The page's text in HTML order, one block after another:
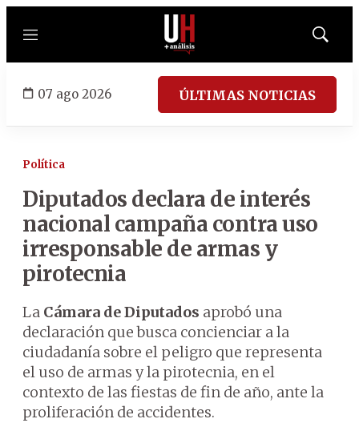
Menú
Mostrar
07 ago 2026 ÚLTIMAS NOTICIAS
Política
Diputados declara de interés
nacional campaña contra uso
irresponsable de armas y
pirotecnia
La Cámara de Diputados aprobó una
declaración que busca concienciar a la
ciudadanía sobre el peligro que representa
el uso de armas y la pirotecnia, en el
contexto de las fiestas de fin de año, ante la
proliferación de accidentes.